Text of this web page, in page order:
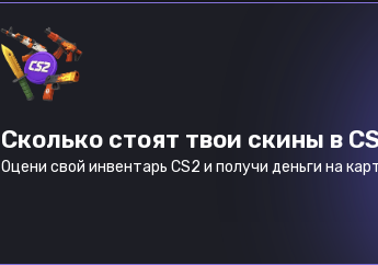
Сколько стоят твои скины в
Оцени свой инвентарь CS2 и получи деньги на